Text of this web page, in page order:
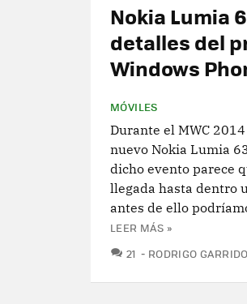
Nokia Lumia
detalles del
Windows
MÓVILES
Durante el MWC
nuevo Nokia Lumia
dicho evento parece
llegada hasta dentro
antes de ello
LEER MÁS »
21 COMENTARIOS
RODRIGO GARRIDO